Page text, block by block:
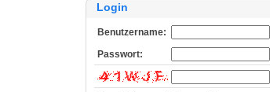
Login
Benutzername:
Passwort: